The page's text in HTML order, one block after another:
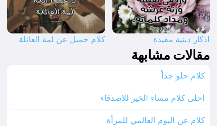
اذكار دينية مفيدة كلام جميل عن لمة العائلة
مقالات مشابهة
كلام حلو جداً
احلى كلام مساء الخير للاصدقاء
كلام عن اليوم العالمي للمرأة